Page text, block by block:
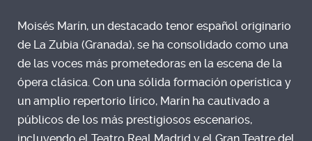
Moisés Marín, un destacado tenor español originario
de La Zubia (Granada), se ha consolidado como una
de las voces más prometedoras en la escena de la
ópera clásica. Con una sólida formación operística y
un amplio repertorio lírico, Marín ha cautivado a
públicos de los más prestigiosos escenarios,
incluyendo el Teatro Real Madrid y el Gran Teatre del